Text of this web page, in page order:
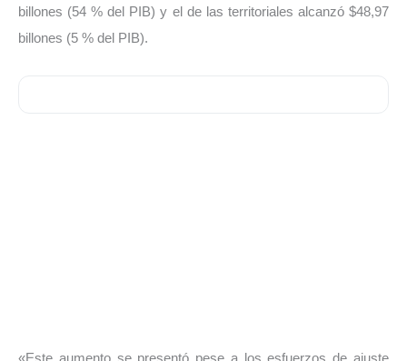
billones (54 % del PIB) y el de las territoriales alcanzó $48,97
billones (5 % del PIB).